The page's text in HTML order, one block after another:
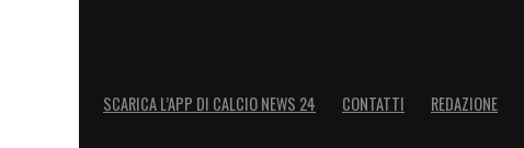
SCARICA L’APP DI CALCIO NEWS 24 CONTATTI REDAZIONE